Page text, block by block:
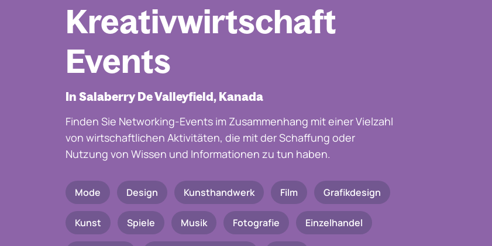
Kreativwirtschaft
Events
In Salaberry De Valleyfield, Kanada
Finden Sie Networking-Events im Zusammenhang mit einer Vielzahl
von wirtschaftlichen Aktivitäten, die mit der Schaffung oder
Nutzung von Wissen und Informationen zu tun haben.
Mode Design Kunsthandwerk Film Grafikdesign
Kunst Spiele Musik Fotografie Einzelhandel